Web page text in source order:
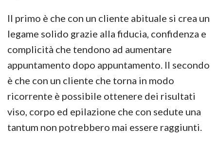
Il primo è che con un cliente abituale si crea un
legame solido grazie alla fiducia, confidenza e
complicità che tendono ad aumentare
appuntamento dopo appuntamento. Il secondo
è che con un cliente che torna in modo
ricorrente è possibile ottenere dei risultati
viso, corpo ed epilazione che con sedute una
tantum non potrebbero mai essere raggiunti.